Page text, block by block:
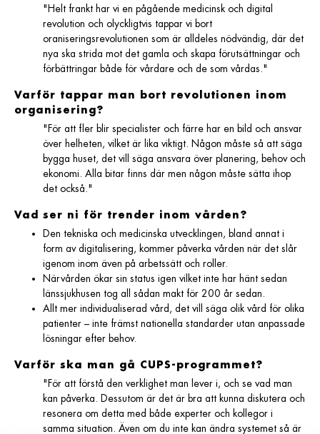
"Helt frankt har vi en pågående medicinsk och digital
revolution och olyckligtvis tappar vi bort
oraniseringsrevolutionen som är alldeles nödvändig, där det
nya ska strida mot det gamla och skapa förutsättningar och
förbättringar både för vårdare och de som vårdas."
Varför tappar man bort revolutionen inom
organisering?
"För att fler blir specialister och färre har en bild och ansvar
över helheten, vilket är lika viktigt. Någon måste så att säga
bygga huset, det vill säga ansvara över planering, behov och
ekonomi. Alla bitar finns där men någon måste sätta ihop
det också."
Vad ser ni för trender inom vården?
Den tekniska och medicinska utvecklingen, bland annat i
form av digitalisering, kommer påverka vården när det slår
igenom inom även på arbetssätt och roller.
Närvården ökar sin status igen vilket inte har hänt sedan
länssjukhusen tog all sådan makt för 200 år sedan.
Allt mer individualiserad vård, det vill säga olik vård för olika
patienter – inte främst nationella standarder utan anpassade
lösningar efter behov.
Varför ska man gå CUPS-programmet?
"För att förstå den verklighet man lever i, och se vad man
kan påverka. Dessutom är det är bra att kunna diskutera och
resonera om detta med både experter och kollegor i
samma situation. Även om du inte kan ändra systemet så är